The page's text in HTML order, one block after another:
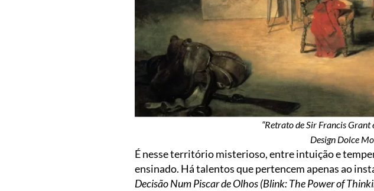
“Retrato de Sir Francis
Design Dolce
É nesse território misterioso, entre intuição e
ensinado. Há talentos que pertencem apenas ao
Decisão Num Piscar de Olhos (Blink: The Power of